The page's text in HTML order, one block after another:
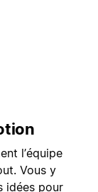
l’équipe
Vous y
idées pour